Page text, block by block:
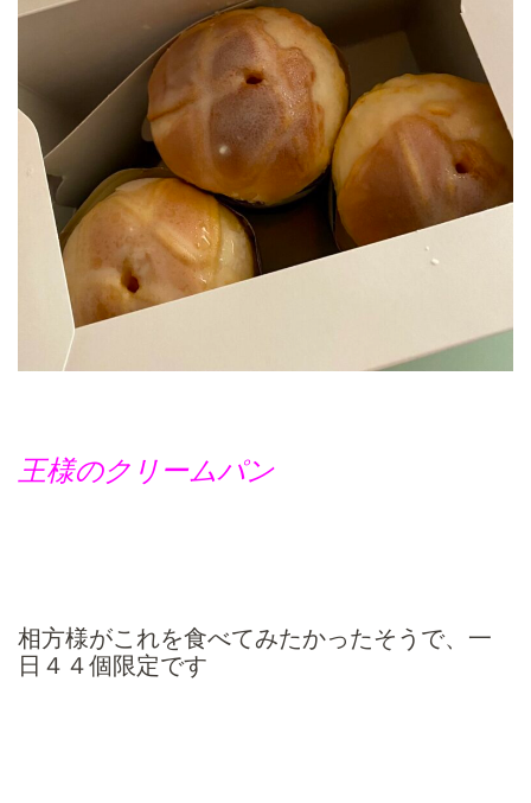
王様のクリームパン
相方様がこれを食べてみたかったそうで、一
日４４個限定です